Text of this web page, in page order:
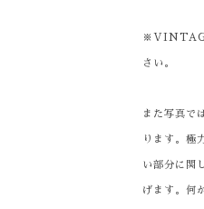
※VINTAGE
さい。
また写真で
ります。極
い部分に関
げます。何